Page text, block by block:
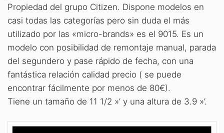
Propiedad del grupo Citizen. Dispone modelos en
casi todas las categorías pero sin duda el más
utilizado por las «micro-brands» es el 9015. Es un
modelo con posibilidad de remontaje manual, parada
del segundero y pase rápido de fecha, con una
fantástica relación calidad precio ( se puede
encontrar fácilmente por menos de 80€).
Tiene un tamaño de 11 1/2 »’ y una altura de 3.9 »’.